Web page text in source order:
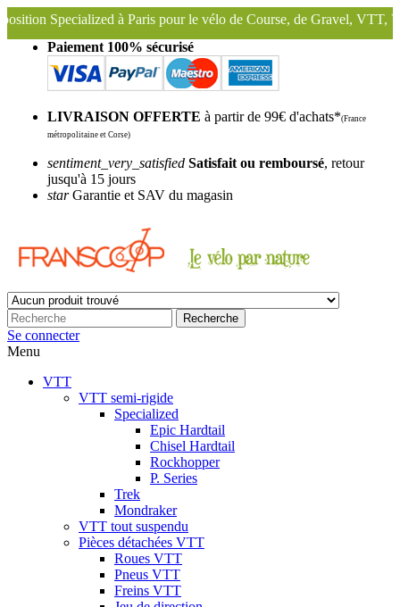
Paris pour le vélo de Course, de Gravel, VTT, VTC ...
Nous
Paiement 100% sécurisé
LIVRAISON OFFERTE à partir de 99€ d'achats*(France
métropolitaine et Corse)
sentiment_very_satisfied Satisfait ou remboursé, retour
jusqu'à 15 jours
starGarantie et SAV du magasin
Recherche
Se connecter
Menu
VTT
VTT semi-rigide
Specialized
Epic Hardtail
Chisel Hardtail
Rockhopper
P. Series
Trek
Mondraker
VTT tout suspendu
Pièces détachées VTT
Roues VTT
Pneus VTT
Freins VTT